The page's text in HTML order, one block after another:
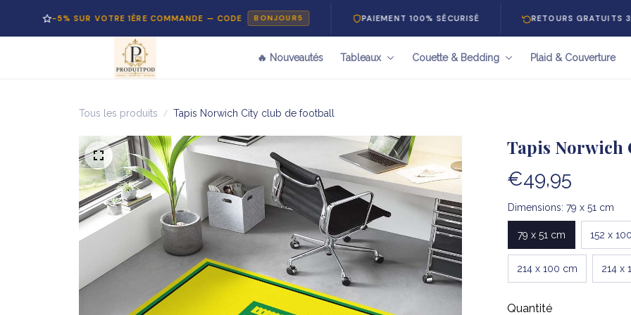
SUR VOTRE 1ÈRE COMMANDE — CODE BONJOUR5 PAIEMENT 100% SÉCURISÉ RETOURS GRATUITS 30 JOURS
🔥 Nouveautés Tableaux Couette & Bedding Plaid & Couverture
Tous les produits Tapis Norwich City club de football
Tapis Norwich
€49,95
Dimensions: 79 x 51 cm
79 x 51 cm 152 x
214 x 100 cm 214 x
Quantité